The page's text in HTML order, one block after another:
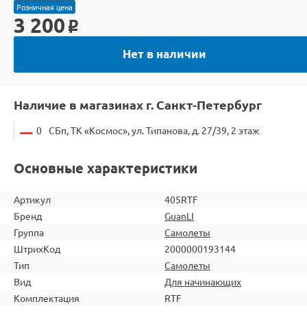
Розничная цена
3 200 o
Нет в наличии
Наличие в магазинах г. Санкт-Петербург
0 СБп, ТК «Космос», ул. Типанова, д. 27/39, 2 этаж
Основные характеристики
Артикул
405RTF
Бренд
GuanLI
Группа
Самолеты
ШтрихКод
2000000193144
Тип
Самолеты
Вид
Для начинающих
Комплектация
RTF